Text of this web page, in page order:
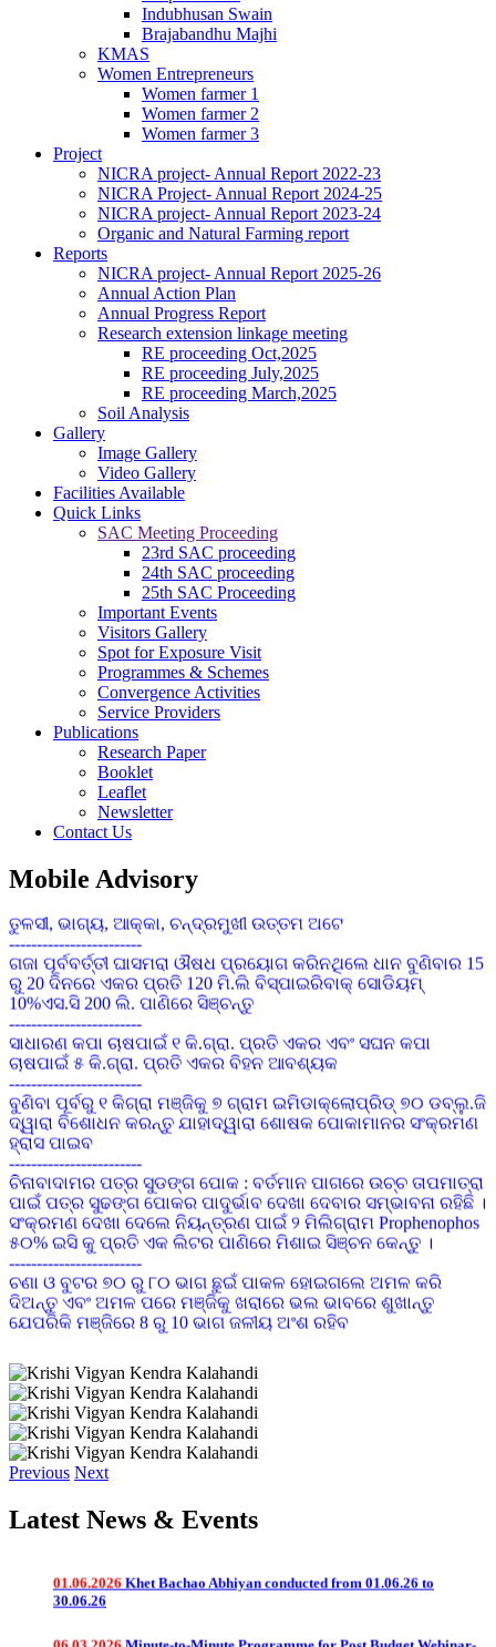
Indubhusan Swain
Brajabandhu Majhi
KMAS
Women Entrepreneurs
Women farmer 1
Women farmer 2
Women farmer 3
Project
NICRA project- Annual Report 2022-23
NICRA Project- Annual Report 2024-25
NICRA project- Annual Report 2023-24
Organic and Natural Farming report
Reports
NICRA project- Annual Report 2025-26
Annual Action Plan
Annual Progress Report
Research extension linkage meeting
RE proceeding Oct,2025
RE proceeding July,2025
RE proceeding March,2025
Soil Analysis
Gallery
Image Gallery
Video Gallery
Facilities Available
Quick Links
SAC Meeting Proceeding
23rd SAC proceeding
24th SAC proceeding
25th SAC Proceeding
Important Events
Visitors Gallery
Spot for Exposure Visit
Programmes & Schemes
Convergence Activities
Service Providers
Publications
Research Paper
Booklet
Leaflet
Newsletter
Contact Us
Mobile Advisory
କପାର ସଙ୍କର କିସମ ପାଇଁ ଜେଇ.କେ ଦୁର୍ଗା, ଅଟଳ,ଧାନୋ, ଗବର, ଶ୍ରୀ
------------------------
ଗଜା ପୂର୍ବବର୍ତ୍ତୀ ଘାସମରା ଔଷଧ ପ୍ରୟୋଗ କରିନଥିଲେ ଧାନ ବୁଣିବାର 15
ରୁ 20 ଦିନରେ ଏକର ପ୍ରତି 120 ମି.ଲି ବିସ୍ପାଇରିବାକ୍ ସୋଡିୟମ୍
10%ଏସ.ସି 200 ଲି. ପାଣିରେ ସିଞ୍ଚନ୍ତୁ
------------------------
ସାଧାରଣ କପା ଚାଷପାଇଁ ୧ କି.ଗ୍ରା. ପ୍ରତି ଏକର ଏବଂ ସଘନ କପା
ଚାଷପାଇଁ ୫ କି.ଗ୍ରା. ପ୍ରତି ଏକର ବିହନ ଆବଶ୍ୟକ
------------------------
ବୁଣିବା ପୂର୍ବରୁ ୧ କିଗ୍ରା ମଞ୍ଜିକୁ ୭ ଗ୍ରାମ ଇମିଡାକ୍ଲୋପ୍ରିଡ୍ ୭୦ ଡବ୍ଲୁ.ଜି
ଦ୍ୱାରା ବିଶୋଧନ କରନ୍ତୁ ଯାହାଦ୍ୱାରା ଶୋଷକ ପୋକାମାନର ସଂକ୍ରମଣ
ହ୍ରାସ ପାଇବ
------------------------
ଚିନାବାଦାମର ପତ୍ର ସୁଡଙ୍ଗ ପୋକ : ବର୍ତମାନ ପାଗରେ ଉଚ୍ଚ ତାପମାତ୍ରା
ପାଇଁ ପତ୍ର ସୁଢଙ୍ଗ ପୋକର ପାଦୁର୍ଭାବ ଦେଖା ଦେବାର ସମ୍ଭାବନା ରହିଛି ।
ସଂକ୍ରମଣ ଦେଖା ଦେଲେ ନିୟନ୍ତ୍ରଣ ପାଇଁ ୨ ମିଲିଗ୍ରାମ Prophenophos
୫୦% ଇସି କୁ ପ୍ରତି ଏକ ଲିଟର ପାଣିରେ ମିଶାଇ ସିଞ୍ଚନ କେନ୍ତୁ ।
------------------------
ଚଣା ଓ ବୁଟର ୭୦ ରୁ ୮୦ ଭାଗ ଛୁଇଁ ପାକଳ ହୋଇଗଲେ ଅମଳ କରି
ଦିଅନ୍ତୁ ଏବଂ ଅମଳ ପରେ ମଞ୍ଜିକୁ ଖରାରେ ଭଲ ଭାବରେ ଶୁଖାନ୍ତୁ
ଯେପରିକି ମଞ୍ଜିରେ 8 ରୁ 10 ଭାଗ ଜଳୀୟ ଅଂଶ ରହିବ
------------------------
ଗୃହପାଳିତ ପଶୁ ଯଥା ଗାଈ,ମଇଁଷି,ଛେଳି,ମେଣ୍ଢା ମାନଙ୍କୁ
ଫାଟୁଆ,ସାହାଣ,ବଜବଜିଆ,ଛେଳିମଡ଼କ ଓ ଛେଳି ବସନ୍ତ ଆଦି ରୋଗରୁ
ରକ୍ଷା କରିବା ପାଇଁ ଉପଯୁକ୍ତ ସମୟରେ ଟୀକାକରଣ କରନ୍ତୁ
------------------------
ଦୀର୍ଘଦିନ ଧରି ଜିଲ୍ଲାରେ ପାଗ ଶୁଖିଲା ରହିଥିବାରୁ ଚାଷୀଭାଇମାନେ ଜମିରେ
ବତର ପ୍ରତି ଧ୍ୟାନ ଦିଅନ୍ତୁ ଏବଂ ଛିଡା ହେଇଥିବା ଫସଲ ଯଥା ମୁଗ, ବିରି,
ଚିନାବାଦାମ, ବୁଟ, ମଟର, ମକା ଇତ୍ୟାଦିରେ ପାଣିର ଅଭାବକୁ ଏଡ଼ାଇବା
ପାଇଁ ଆବଶ୍ୟକ ମତେ ଜଳସେଚନର ବ୍ୟବସ୍ଥା କରନ୍ତୁ
ବାଇଗଣରେ ଧଳା ମାଛି ନିୟନ୍ତ୍ରଣ ପାଇଁ ଅଙ୍ଗୀୟ ଅବସ୍ଥାରେ ଏକର
କୀଟନାଶକ (ଅଯାଡିରାକଟିନ ୧୫୦୦ ପିପିଏମ୍ )କୁ ପ୍ରତି ୧୦ ଲିଟର
ପାଣିରେ ମିଶାଇ ସିଞ୍ଚନ କରନ୍ତୁ।
ଧାନ ଫସଲରେ ଏକର ପିଛା ରୋଇବାର ୮ ରୁ ୧୦ ଦିନ ମଧ୍ୟରେ ୧୦୦
Previous Next
Latest News & Events
01.08.2026ଲଘୁଚାପ ଜନିତ ମାତ୍ରାଧିକ ବୃଷ୍ଟିପାତ ଓ ସାମ୍ପ୍ରତିକ ବନ୍ୟା
ପରିପ୍ରେକ୍ଷୀରେ ଫସଲ ପରିଚାଳନା ପାଇଁ ପରାମର୍ଶ
30.06.26
2026 address by Hon'ble PM on dt.06.03.2026